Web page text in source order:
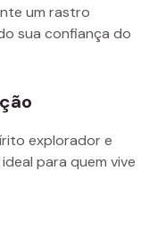
um rastro
sua confiança do
explorador e
para quem vive